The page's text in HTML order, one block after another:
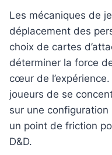
Les mécaniques de
déplacement des
choix de cartes
déterminer la force
cœur de
joueurs de se
sur une
un point de friction
D&D.